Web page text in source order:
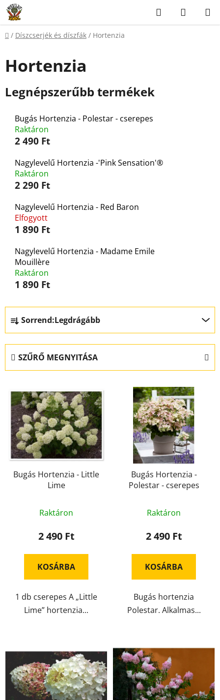
Ugrás
fő
tartalomhoz
KeresésKOSÁR
Kezdőlap
/ Díszcserjék és díszfák / Hortenzia
Hortenzia
Legnépszerűbb termékek
Bugás Hortenzia - Polestar - cserepes
Raktáron
2 490 Ft
Nagylevelű Hortenzia -'Pink Sensation'®
Raktáron
2 290 Ft
Nagylevelű Hortenzia - Red Baron
Elfogyott
1 890 Ft
Nagylevelű Hortenzia - Madame Emile
Mouillère
Raktáron
1 890 Ft
T
e
r
m
e
k
e
n
d
e
Sorrend:Legdrágább
SZŰRŐ MEGNYITÁSA
T
m
é
k
e
Bugás Hortenzia - Little
Lime
Raktáron
2 490 Ft
KOSÁRBA
1 db cserepes A „Little
Lime” hortenzia...
Bugás Hortenzia -
Polestar - cserepes
Raktáron
2 490 Ft
KOSÁRBA
Bugás hortenzia
Polestar. Alkalmas...